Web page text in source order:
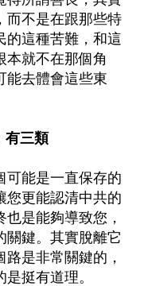
而不是在跟那些特
的這種苦難，和這
本就不在那個角
能去體會這些東
有三類
可能是一直保存的
您更能認清中共的
是能夠導致您，
關鍵。其實脫離它
是非常關鍵的，
挺有道理。